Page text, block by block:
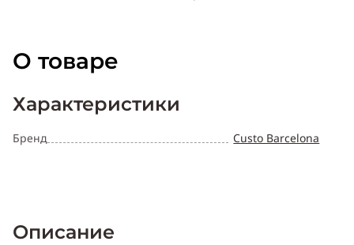
О товаре
Характеристики
Бренд Custo Barcelona
Описание